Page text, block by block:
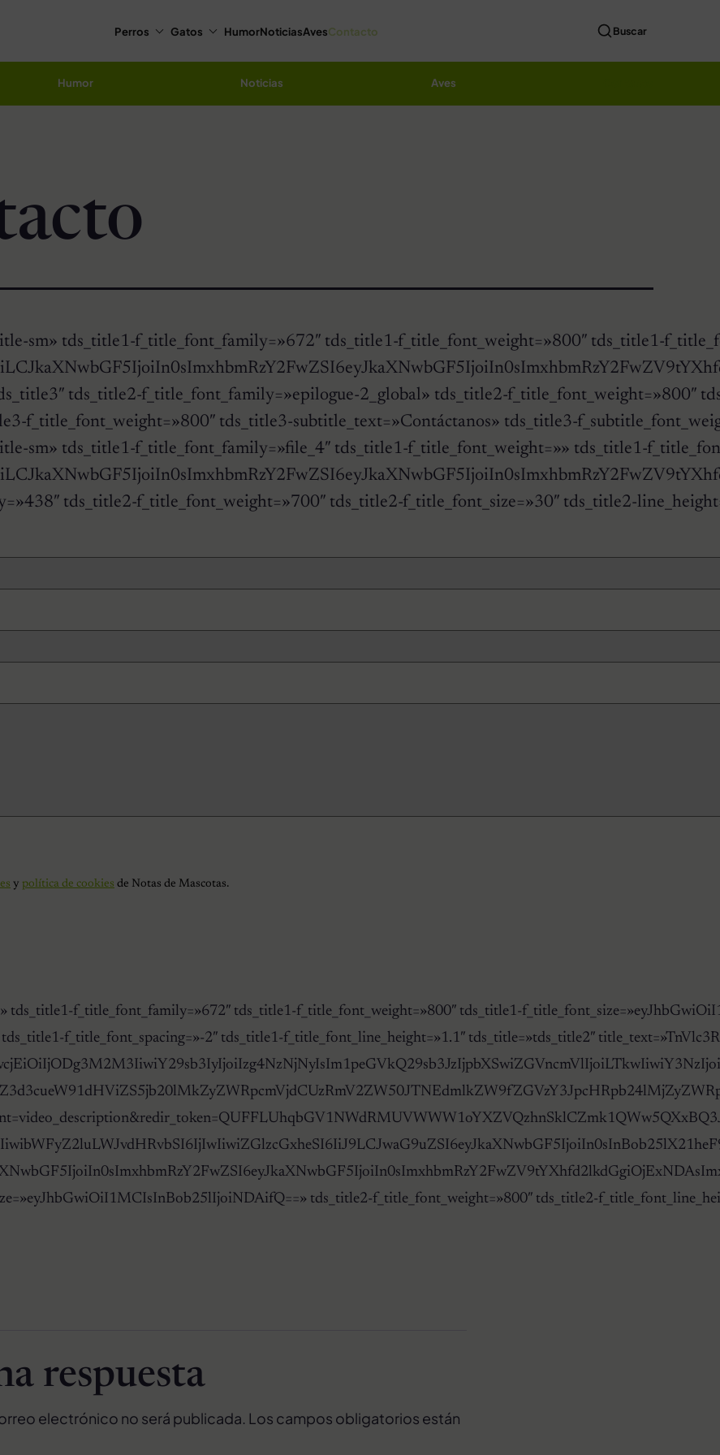
Perros Gatos HumorNoticiasAvesContacto Buscar
Humor Noticias Aves
sm» tds_title1-f_title_font_family=»672″ tds_title1-f_title_font_weight=»800″ tds_title1-
tds_title2-f_title_font_family=»epilogue-2_global» tds_title2-
f_title_font_weight=»800″ tds_title3-subtitle_text=»Contáctanos» tds_title3-
sm» tds_title1-f_title_font_family=»file_4″ tds_title1-f_title_font_weight=»» tds_title1-
tds_title2-f_title_font_weight=»700″ tds_title2-f_title_font_size=»30″ tds_title2-
y política de cookies de Notas de Mascotas.
tds_title1-f_title_font_family=»672″ tds_title1-f_title_font_weight=»800″ tds_title1-
f_title_font_spacing=»-2″ tds_title1-f_title_font_line_height=»1.1″ tds_title=»tds_title2″
tds_title2-f_title_font_weight=»800″ tds_title2-
respuesta
electrónico no será publicada. Los campos obligatorios están